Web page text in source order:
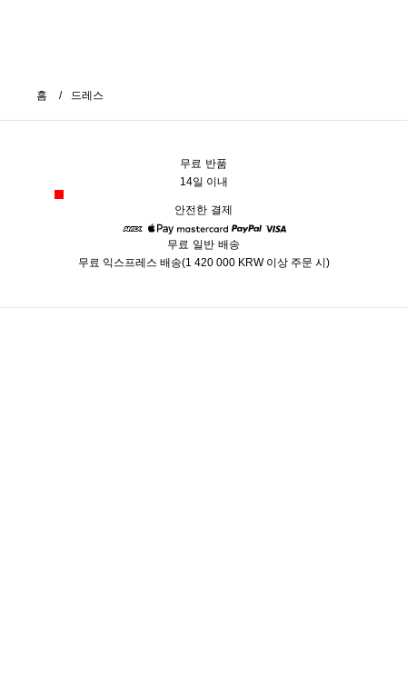
홈 드레스
무료 반품
14일 이내
안전한 결제
American Express
Apple PayMastercard
무료 일반 배송
무료 익스프레스 배송(1 420 000 KRW 이상 주문 시)